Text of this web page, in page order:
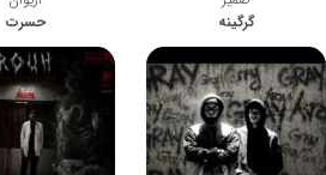
گرگینه
حسرت